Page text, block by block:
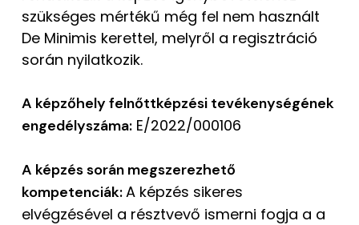
szükséges mértékű még fel nem használt
De Minimis kerettel, melyről a regisztráció
során nyilatkozik.
A képzőhely felnőttképzési tevékenységének
engedélyszáma:E/2022/000106
A képzés során megszerezhető
kompetenciák:A képzés sikeres
elvégzésével a résztvevő ismerni fogja a a